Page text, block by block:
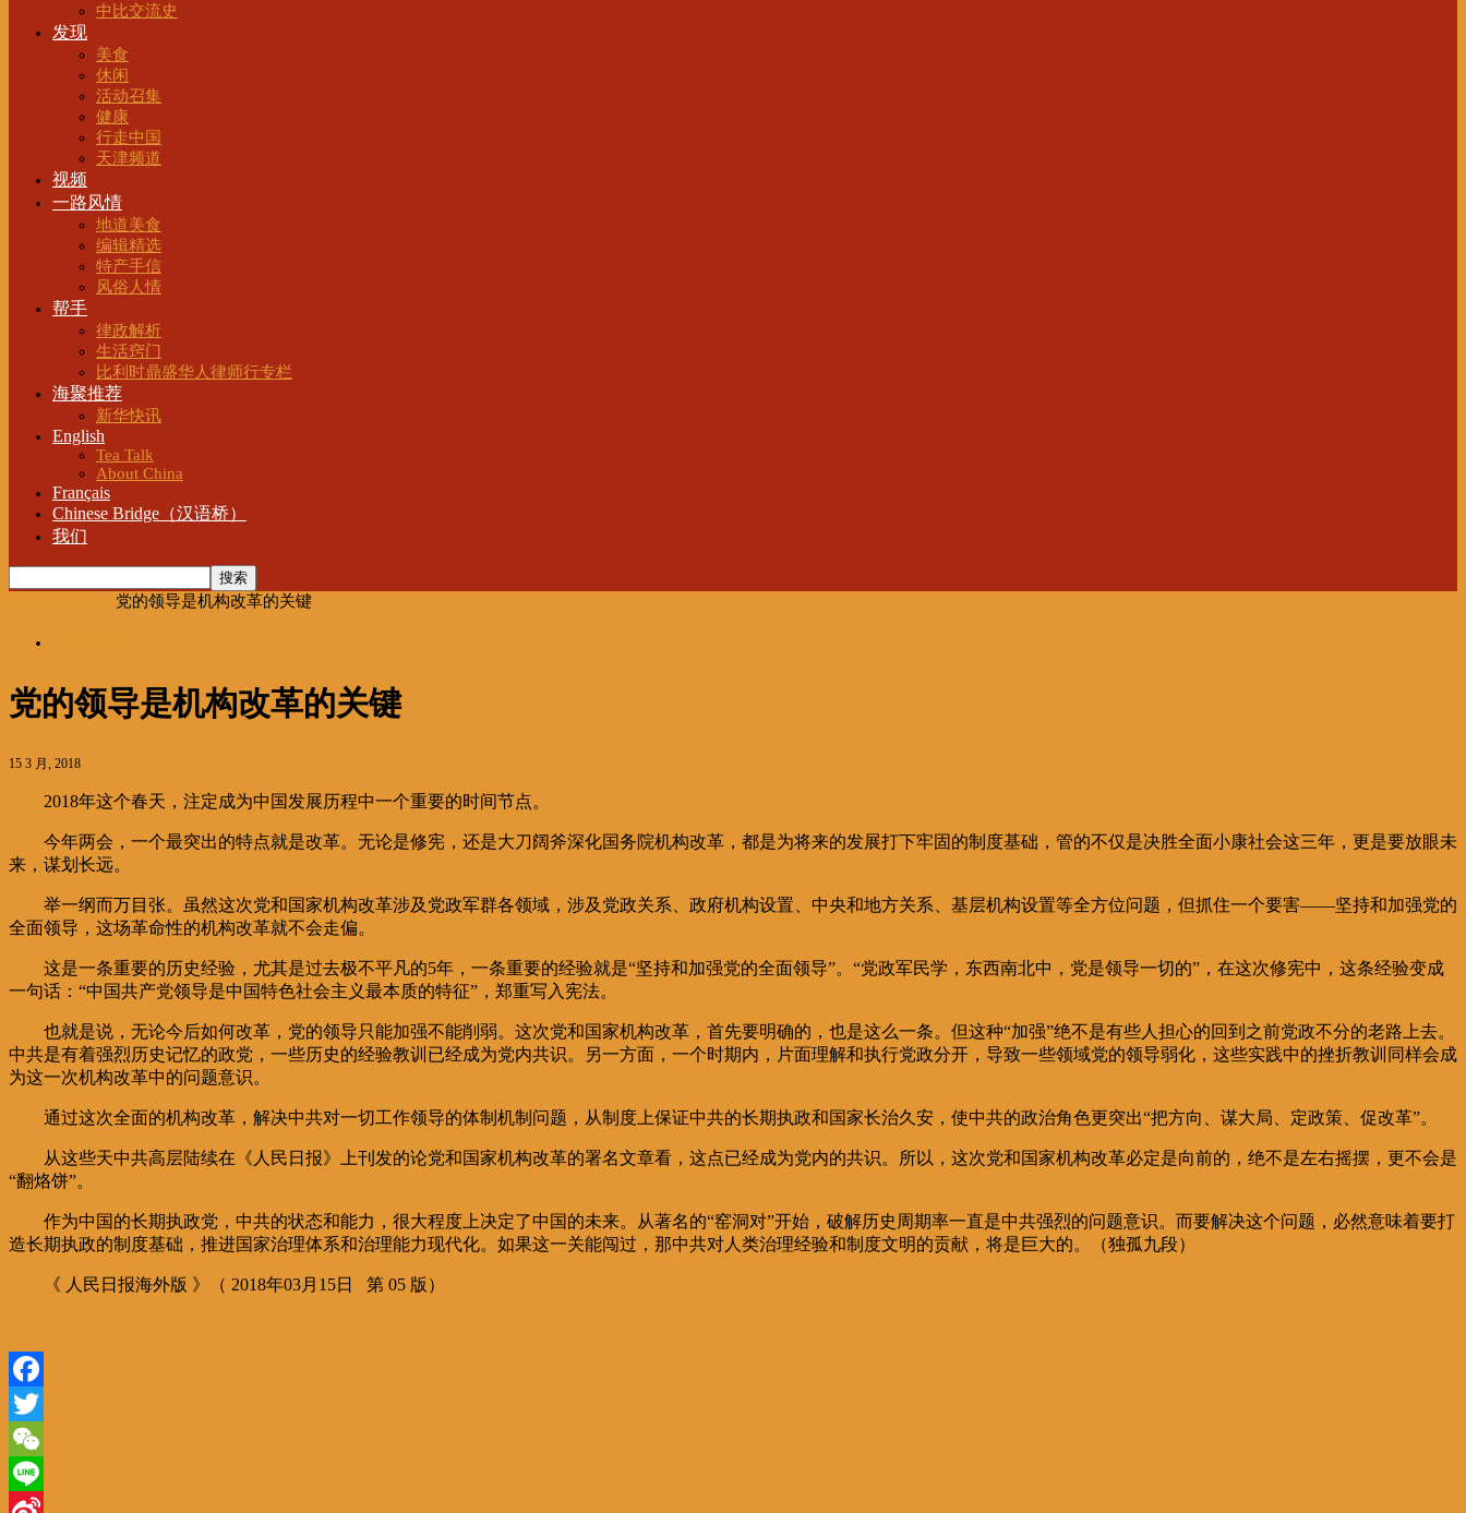
中比交流史
发现
美食
休闲
活动召集
健康
行走中国
天津频道
视频
一路风情
地道美食
编辑精选
特产手信
风俗人情
帮手
律政解析
生活窍门
比利时鼎盛华人律师行专栏
海聚推荐
新华快讯
English
Tea Talk
About China
Français
Chinese Bridge（汉语桥）
我们
党的领导是机构改革的关键
党的领导是机构改革的关键
15 3 月, 2018
2018年这个春天，注定成为中国发展历程中一个重要的时间节点。
今年两会，一个最突出的特点就是改革。无论是修宪，还是大刀阔斧深化国务院机构改革，都是为将来的发展打下牢固的制度基础，管的不仅是决胜全面小康社会这三年，更是要放眼未
来，谋划长远。
举一纲而万目张。虽然这次党和国家机构改革涉及党政军群各领域，涉及党政关系、政府机构设置、中央和地方关系、基层机构设置等全方位问题，但抓住一个要害——坚持和加强党的
全面领导，这场革命性的机构改革就不会走偏。
这是一条重要的历史经验，尤其是过去极不平凡的5年，一条重要的经验就是“坚持和加强党的全面领导”。“党政军民学，东西南北中，党是领导一切的”，在这次修宪中，这条经验变成
一句话：“中国共产党领导是中国特色社会主义最本质的特征”，郑重写入宪法。
也就是说，无论今后如何改革，党的领导只能加强不能削弱。这次党和国家机构改革，首先要明确的，也是这么一条。但这种“加强”绝不是有些人担心的回到之前党政不分的老路上去。
中共是有着强烈历史记忆的政党，一些历史的经验教训已经成为党内共识。另一方面，一个时期内，片面理解和执行党政分开，导致一些领域党的领导弱化，这些实践中的挫折教训同样会成
为这一次机构改革中的问题意识。
通过这次全面的机构改革，解决中共对一切工作领导的体制机制问题，从制度上保证中共的长期执政和国家长治久安，使中共的政治角色更突出“把方向、谋大局、定政策、促改革”。
从这些天中共高层陆续在《人民日报》上刊发的论党和国家机构改革的署名文章看，这点已经成为党内的共识。所以，这次党和国家机构改革必定是向前的，绝不是左右摇摆，更不会是
“翻烙饼”。
作为中国的长期执政党，中共的状态和能力，很大程度上决定了中国的未来。从著名的“窑洞对”开始，破解历史周期率一直是中共强烈的问题意识。而要解决这个问题，必然意味着要打
造长期执政的制度基础，推进国家治理体系和治理能力现代化。如果这一关能闯过，那中共对人类治理经验和制度文明的贡献，将是巨大的。（独孤九段）
《 人民日报海外版 》（ 2018年03月15日 第 05 版）
Facebook
Twitter
WeChat
Line